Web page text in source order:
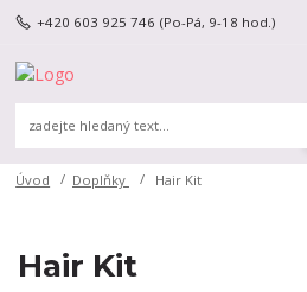
+420 603 925 746 (Po-Pá, 9-18 hod.)
Úvod Doplňky Hair Kit
Hair Kit